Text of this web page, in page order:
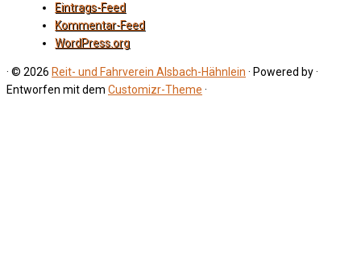
Eintrags-Feed
Kommentar-Feed
WordPress.org
· © 2026 Reit- und Fahrverein Alsbach-Hähnlein · Powered by·
Entworfen mit dem Customizr-Theme ·